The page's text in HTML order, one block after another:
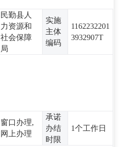
民勤县人
力资源和
社会保障
局
实施
主体
编码
1162232201
3932907T
窗口办理,
网上办理
承诺
办结
时限
1个工作日